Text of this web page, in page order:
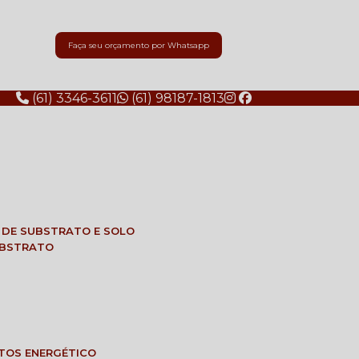
Faça seu orçamento por Whatsapp
(61) 3346-3611 (61) 98187-1813
SUBSTRATO E SOLO
ENERGÉTICO